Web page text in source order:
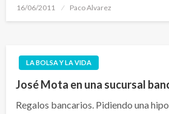
Publicado
16/06/2011 Paco Alvarez
LA BOLSA Y LA VIDA
José Mota en una sucursal
Regalos bancarios. Pidiendo una